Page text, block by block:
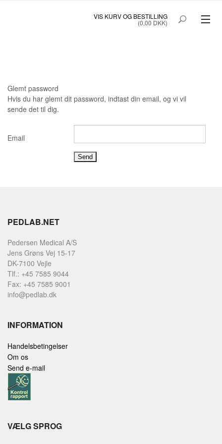
VIS KURV OG BESTILLING
(0,00 DKK)
PRINOC TIL UNG HUD
3I IMOD INSEKT IRRITATION
VÆK I MORGEN HALSTABLETTER
Glemt password
Hvis du har glemt dit password, indtast din email, og vi vil
sende det til dig.
Email
PEDLAB.NET
Pedersen Medical A/S
Jens Grøns Vej 15-17
DK-7100 Vejle
Tlf.: +45 7585 9044
Fax: +45 7585 9001
info@pedlab.dk
INFORMATION
Handelsbetingelser
Om os
Send e-mail
VÆLG SPROG